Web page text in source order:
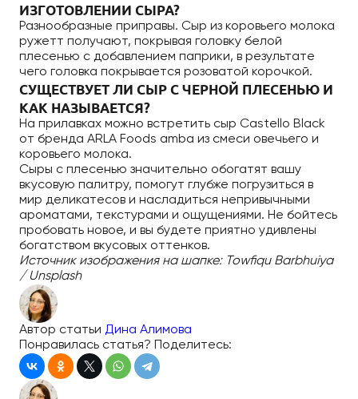
ИЗГОТОВЛЕНИИ СЫРА?
Разнообразные приправы. Сыр из коровьего молока
ружетт получают, покрывая головку белой
плесенью с добавлением паприки, в результате
чего головка покрывается розоватой корочкой.
СУЩЕСТВУЕТ ЛИ СЫР С ЧЕРНОЙ ПЛЕСЕНЬЮ И
КАК НАЗЫВАЕТСЯ?
На прилавках можно встретить сыр Castello Black
от бренда ARLA Foods amba из смеси овечьего и
коровьего молока.
Сыры с плесенью значительно обогатят вашу
вкусовую палитру, помогут глубже погрузиться в
мир деликатесов и насладиться непривычными
ароматами, текстурами и ощущениями. Не бойтесь
пробовать новое, и вы будете приятно удивлены
богатством вкусовых оттенков.
Источник изображения на шапке: Towfiqu Barbhuiya
/ Unsplash
Автор статьи Дина Алимова
Понравилась статья? Поделитесь: